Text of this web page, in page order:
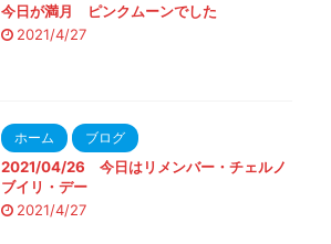
今日が満月 ピンクムーンでした
2021/4/27
ホーム ブログ
2021/04/26 今日はリメンバー・チェルノ
ブイリ・デー
2021/4/27